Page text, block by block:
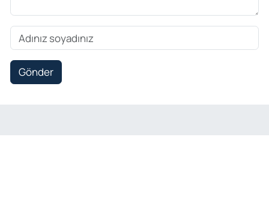
Gönder